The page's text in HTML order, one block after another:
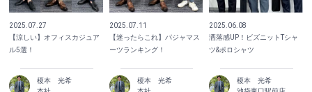
2025.07.27
【涼しい】オフィスカジュア
ル5選！
榎本 光希
2025.07.11
【迷ったらこれ】パジャマス
ーツランキング！
榎本 光希
2025.06.08
洒落感UP！ビズニットTシャ
ツ&ポロシャツ
榎本 光希